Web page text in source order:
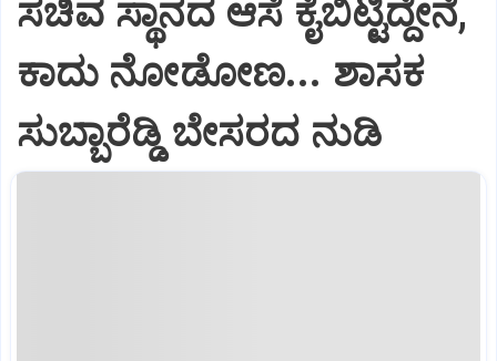
ಸಚಿವ ಸ್ಥಾನದ ಆಸೆ ಕೈಬಿಟ್ಟಿದ್ದೇನೆ,
ಕಾದು ನೋಡೋಣ... ಶಾಸಕ
ಸುಬ್ಬಾರೆಡ್ಡಿ ಬೇಸರದ ನುಡಿ